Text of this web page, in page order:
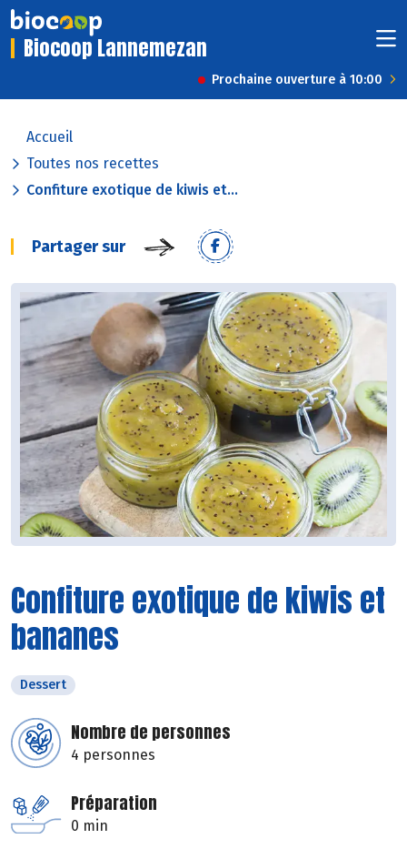
Biocoop Lannemezan
Prochaine ouverture à 10:00
Accueil
Toutes nos recettes
Confiture exotique de kiwis et...
Partager sur
Confiture exotique de kiwis et
bananes
Dessert
Nombre de personnes
4 personnes
Préparation
0 min